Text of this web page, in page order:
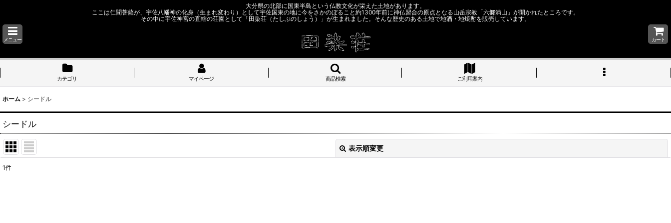
大分県の北部に国東半島という仏教文化が栄えた土地があります。
ここは仁聞菩薩が、宇佐八幡神の化身（生まれ変わり）として宇佐国東の地に今をさかのぼること約1300年前に神仏習合の原点となる山岳宗教「六郷満山」が開かれたところです。
その中に宇佐神宮の直轄の荘園として「田染荘（たしぶのしょう）」が生まれました。そんな歴史のある土地で地酒・地焼酎を販売しています。
メニュー カート
カテゴリ マイページ 商品検索 ご利用案内
ホーム > シードル
シードル
表示順変更
1件